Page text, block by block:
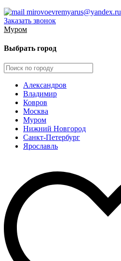
mirovoevremyarus@yandex.ru
Заказать звонок
Муром
Выбрать город
Александров
Владимир
Ковров
Москва
Муром
Нижний Новгород
Санкт-Петербург
Ярославль